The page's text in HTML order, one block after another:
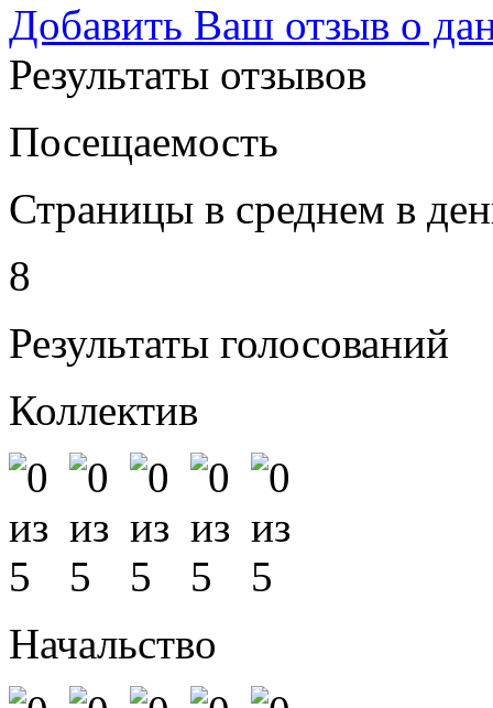
Добавить Ваш отзыв о
Результаты отзывов
Посещаемость
Страницы в среднем в
8
Результаты голосований
Коллектив
Начальство